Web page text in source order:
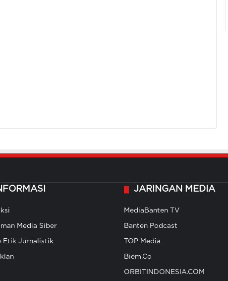
Media Siber
Etik Jurnalistik
JARINGAN MEDIA
MediaBanten TV
Banten Podcast
TOP Media
Biem.Co
ORBITINDONESIA.COM